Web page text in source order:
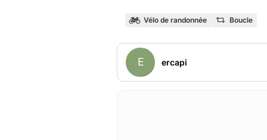
Vélo de randonnée Boucle
E ercapi